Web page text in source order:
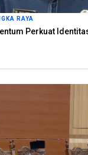
RAYA
Perkuat